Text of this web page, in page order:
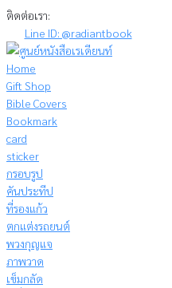
Skip
content
ติดต่อเรา:
Line ID: @radiantbook
Home
Gift Shop
Bible Covers
Bookmark
card
sticker
กรอบรูป
คันประทีป
ที่รองแก้ว
ตกแต่งรถยนต์
พวงกุญแจ
ภาพวาด
เข็มกลัด